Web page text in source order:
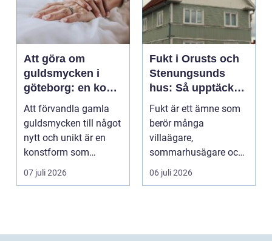
Att göra om
guldsmycken i
göteborg: en konst
att förnya det
gamla
Att förvandla gamla
guldsmycken till något
nytt och unikt är en
konstform som
kombinerar
traditionel...
07 juli 2026
Fukt i Orusts och
Stenungsunds
hus: Så upptäcker
och åtgärdar du
problemet
Fukt är ett ämne som
berör många
villaägare,
sommarhusägare och
bosta...
06 juli 2026